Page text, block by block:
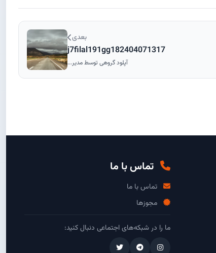
بعدی
j7filal191gg182404071317
آپلود گروهی توسط مدیر...
تماس با ما
تماس با ما
مجوزها
ما را در شبکه‌های اجتماعی دنبال کنید: